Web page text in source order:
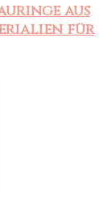
aus
für